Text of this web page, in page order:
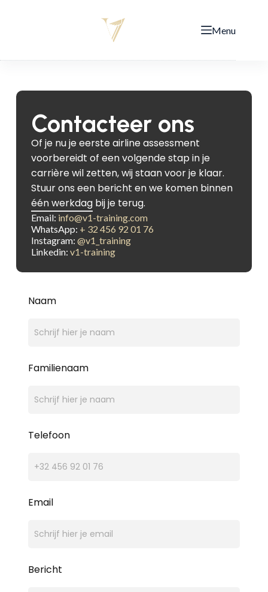
Menu
Contacteer ons
Of je nu je eerste airline assessment
voorbereidt of een volgende stap in je
carrière wil zetten, wij staan voor je klaar.
Stuur ons een bericht en we komen binnen
één werkdag bij je terug.
Email: info@v1-training.com
WhatsApp: + 32 456 92 01 76
Instagram: @v1_training
Linkedin: v1-training
Naam
Familienaam
Telefoon
Email
Bericht